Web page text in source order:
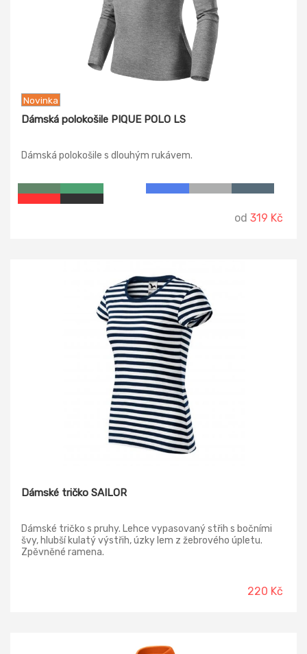
Novinka
Dámská polokošile PIQUE POLO LS
Dámská polokošile s dlouhým rukávem.
od 319 Kč
Dámské tričko SAILOR
Dámské tričko s pruhy. Lehce vypasovaný střih s bočními
švy, hlubší kulatý výstřih, úzky lem z žebrového úpletu.
Zpěvněné ramena.
220 Kč